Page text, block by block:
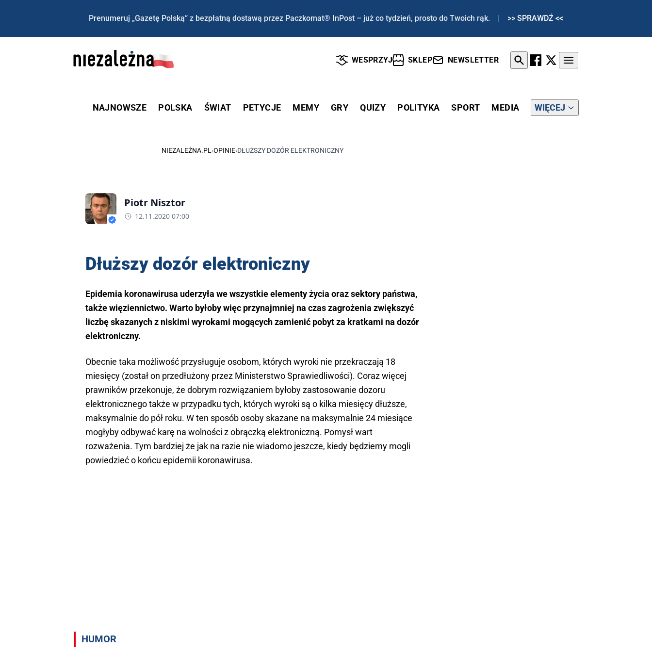
Prenumeruj „Gazetę Polską” z bezpłatną dostawą przez Paczkomat® InPost – już co tydzień, prosto do Twoich rąk. | >> SPRAWDŹ <<
WESPRZYJ SKLEP NEWSLETTER
NAJNOWSZE POLSKA ŚWIAT PETYCJE MEMY GRY QUIZY POLITYKA SPORT MEDIA WIĘCEJ
NIEZALEŻNA.PL ›OPINIE›DŁUŻSZY DOZÓR ELEKTRONICZNY
Piotr Nisztor
12.11.2020 07:00
Dłuższy dozór elektroniczny
Epidemia koronawirusa uderzyła we wszystkie elementy życia oraz sektory państwa,
także więziennictwo. Warto byłoby więc przynajmniej na czas zagrożenia zwiększyć
liczbę skazanych z niskimi wyrokami mogących zamienić pobyt za kratkami na dozór
elektroniczny.
Obecnie taka możliwość przysługuje osobom, których wyroki nie przekraczają 18
miesięcy (został on przedłużony przez Ministerstwo Sprawiedliwości). Coraz więcej
prawników przekonuje, że dobrym rozwiązaniem byłoby zastosowanie dozoru
elektronicznego także w przypadku tych, których wyroki są o kilka miesięcy dłuższe,
maksymalnie do pół roku. W ten sposób osoby skazane na maksymalnie 24 miesiące
mogłyby odbywać karę na wolności z obrączką elektroniczną. Pomysł wart
rozważenia. Tym bardziej że jak na razie nie wiadomo jeszcze, kiedy będziemy mogli
powiedzieć o końcu epidemii koronawirusa.
HUMOR